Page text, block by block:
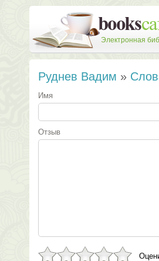
Электронная
Руднев Вадим »
Имя
Отзыв